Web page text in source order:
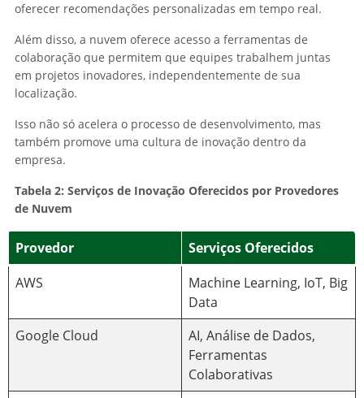
oferecer recomendações personalizadas em tempo real.
Além disso, a nuvem oferece acesso a ferramentas de
colaboração que permitem que equipes trabalhem juntas
em projetos inovadores, independentemente de sua
localização.
Isso não só acelera o processo de desenvolvimento, mas
também promove uma cultura de inovação dentro da
empresa.
Tabela 2: Serviços de Inovação Oferecidos por Provedores
de Nuvem
Provedor
Serviços Oferecidos
AWS
Machine Learning, IoT, Big
Data
Google Cloud
AI, Análise de Dados,
Ferramentas
Colaborativas